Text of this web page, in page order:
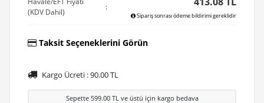
(KDV Dahil)
:
Sipariş sonrası ödeme bildirimi gereklidir
Taksit Seçeneklerini Görün
Kargo Ücreti :90.00TL
Sepette 599.00TL ve üstü için kargo bedava